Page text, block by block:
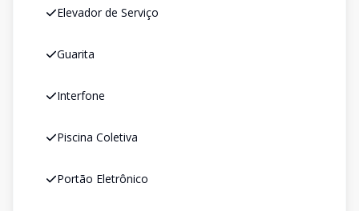
Elevador de Serviço
Guarita
Interfone
Piscina Coletiva
Portão Eletrônico